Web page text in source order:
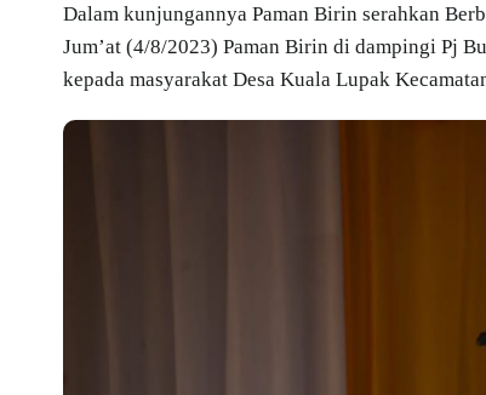
Dalam kunjungannya Paman Birin serahkan
Jum’at (4/8/2023) Paman Birin di dampingi Pj
kepada masyarakat Desa Kuala Lupak